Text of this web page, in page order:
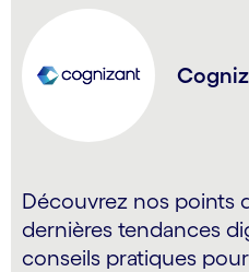
Découvrez nos points
dernières tendances
conseils pratiques